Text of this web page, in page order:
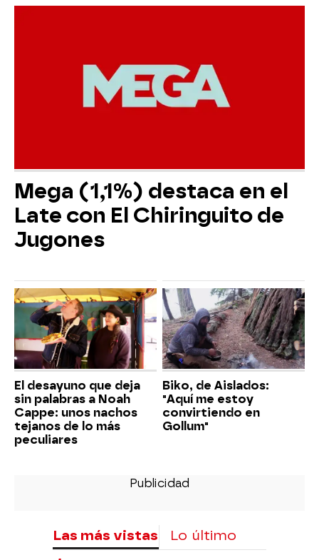
Mega (1,1%) destaca en el
Late con El Chiringuito de
Jugones
El desayuno que deja
sin palabras a Noah
Cappe: unos nachos
tejanos de lo más
peculiares
Biko, de Aislados:
"Aquí me estoy
convirtiendo en
Gollum"
Las más vistas Lo último